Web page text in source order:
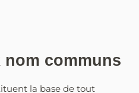
communs
la base de tout